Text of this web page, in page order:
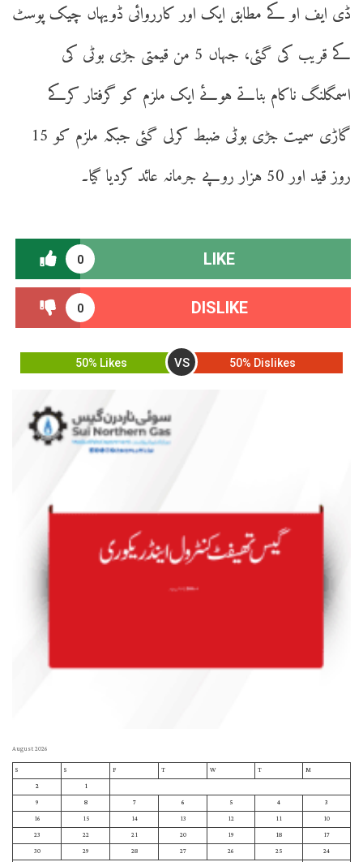
ڈی ایف او کے مطابق ایک اور کارروائی ڈویہاں چیک پوسٹ
کے قریب کی گئی، جہاں 5 من قیمتی جڑی بوٹی کی
اسمگلنگ ناکام بناتے ہوئے ایک ملزم کو گرفتار کرکے
گاڑی سمیت جڑی بوٹی ضبط کرلی گئی جبکہ ملزم کو 15
روز قید اور 50 ہزار روپے جرمانہ عائد کردیا گیا۔
0 LIKE
0 DISLIKE
50% Likes VS 50% Dislikes
August 2026
M
T
W
T
F
S
S
1
2
3
4
5
6
7
8
9
10
11
12
13
14
15
16
17
18
19
20
21
22
23
24
25
26
27
28
29
30